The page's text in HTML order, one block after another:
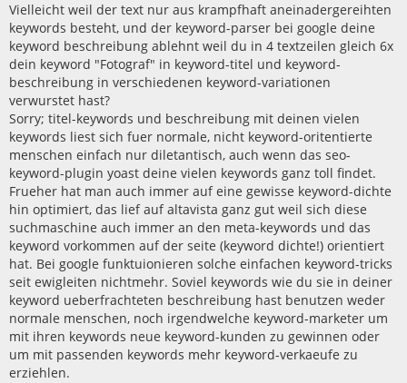
Vielleicht weil der text nur aus krampfhaft aneinadergereihten
keywords besteht, und der keyword-parser bei google deine
keyword beschreibung ablehnt weil du in 4 textzeilen gleich 6x
dein keyword "Fotograf" in keyword-titel und keyword-
beschreibung in verschiedenen keyword-variationen
verwurstet hast?
Sorry; titel-keywords und beschreibung mit deinen vielen
keywords liest sich fuer normale, nicht keyword-oritentierte
menschen einfach nur diletantisch, auch wenn das seo-
keyword-plugin yoast deine vielen keywords ganz toll findet.
Frueher hat man auch immer auf eine gewisse keyword-dichte
hin optimiert, das lief auf altavista ganz gut weil sich diese
suchmaschine auch immer an den meta-keywords und das
keyword vorkommen auf der seite (keyword dichte!) orientiert
hat. Bei google funktuionieren solche einfachen keyword-tricks
seit ewigleiten nichtmehr. Soviel keywords wie du sie in deiner
keyword ueberfrachteten beschreibung hast benutzen weder
normale menschen, noch irgendwelche keyword-marketer um
mit ihren keywords neue keyword-kunden zu gewinnen oder
um mit passenden keywords mehr keyword-verkaeufe zu
erziehlen.